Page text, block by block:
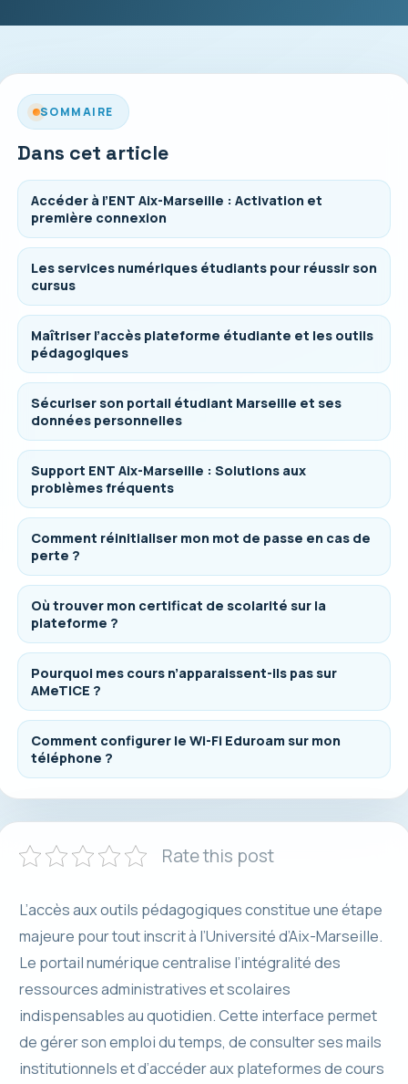
SOMMAIRE
Dans cet article
Accéder à l’ENT Aix-Marseille : Activation et
première connexion
Les services numériques étudiants pour réussir son
cursus
Maîtriser l’accès plateforme étudiante et les outils
pédagogiques
Sécuriser son portail étudiant Marseille et ses
données personnelles
Support ENT Aix-Marseille : Solutions aux
problèmes fréquents
Comment réinitialiser mon mot de passe en cas de
perte ?
Où trouver mon certificat de scolarité sur la
plateforme ?
Pourquoi mes cours n’apparaissent-ils pas sur
AMeTICE ?
Comment configurer le Wi-Fi Eduroam sur mon
téléphone ?
Rate this post
L’accès aux outils pédagogiques constitue une étape
majeure pour tout inscrit à l’Université d’Aix-Marseille.
Le portail numérique centralise l’intégralité des
ressources administratives et scolaires
indispensables au quotidien. Cette interface permet
de gérer son emploi du temps, de consulter ses mails
institutionnels et d’accéder aux plateformes de cours